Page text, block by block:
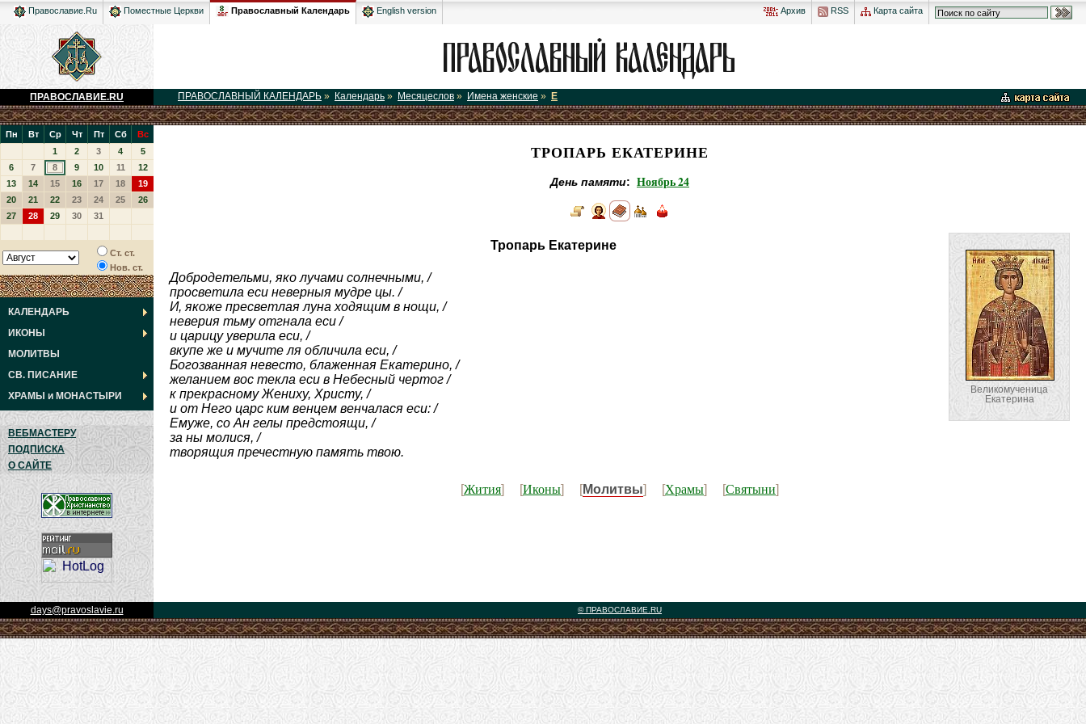
Архив RSS Карта сайта
Православие.Ru Поместные Церкви Православный Календарь English version
ПРАВОСЛАВИЕ.RU ПРАВОСЛАВНЫЙ КАЛЕНДАРЬ » Календарь » Месяцеслов » Имена женские » Е
Пн Вт Ср Чт Пт Сб
Вс
1
2 3 4
5
6
7 8 9 10 11
12
13
14 15 16 17 18
19
20
21 22 23 24 25
26
27
28 29 30 31
Ст. ст.
Нов. ст.
КАЛЕНДАРЬ
ИКОНЫ
МОЛИТВЫ
СВ. ПИСАНИЕ
ХРАМЫ и МОНАСТЫРИ
ВЕБМАСТЕРУ
ПОДПИСКА
О САЙТЕ
ТРОПАРЬ ЕКАТЕРИНЕ
День памяти: Ноябрь 24
Великомученица
Екатерина
Тропарь Екатерине
Добродетельми, яко лучами солнечными, /
просветила еси неверныя мудре цы. /
И, якоже пресветлая луна ходящим в нощи, /
неверия тьму отгнала еси /
и царицу уверила еси, /
вкупе же и мучите ля обличила еси, /
Богозванная невесто, блаженная Екатерино, /
желанием вос текла еси в Небесный чертог /
к прекрасному Жениху, Христу, /
и от Него царс ким венцем венчалася еси: /
Емуже, со Ан гелы предстоящи, /
за ны молися, /
творящия пречестную память твою.
[Жития] [Иконы] [Молитвы] [Храмы] [Святыни]
days@pravoslavie.ru © ПРАВОСЛАВИЕ.RU